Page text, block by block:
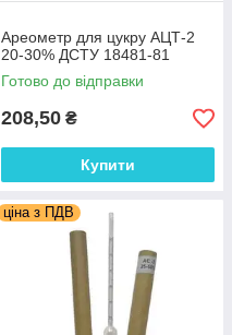
Ареометр для цукру АЦТ-2
20-30% ДСТУ 18481-81
Готово до відправки
208,50 ₴
Купити
ціна з ПДВ